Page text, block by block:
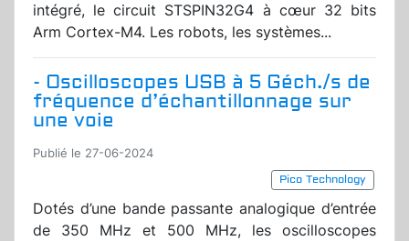
intégré, le circuit STSPIN32G4 à cœur 32 bits
Arm Cortex-M4. Les robots, les systèmes...
- Oscilloscopes USB à 5 Géch./s de
fréquence d’échantillonnage sur
une voie
Publié le 27-06-2024
Pico Technology
Dotés d’une bande passante analogique d’entrée
de 350 MHz et 500 MHz, les oscilloscopes